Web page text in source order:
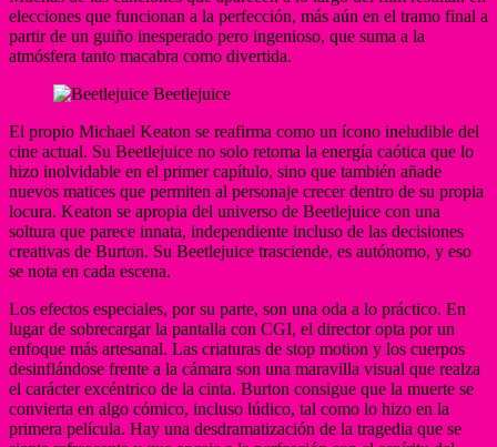
elecciones que funcionan a la perfección, más aún en el tramo final a
partir de un guiño inesperado pero ingenioso, que suma a la
atmósfera tanto macabra como divertida.
El propio Michael Keaton se reafirma como un ícono ineludible del
cine actual. Su Beetlejuice no solo retoma la energía caótica que lo
hizo inolvidable en el primer capítulo, sino que también añade
nuevos matices que permiten al personaje crecer dentro de su propia
locura. Keaton se apropia del universo de Beetlejuice con una
soltura que parece innata, independiente incluso de las decisiones
creativas de Burton. Su Beetlejuice trasciende, es autónomo, y eso
se nota en cada escena.
Los efectos especiales, por su parte, son una oda a lo práctico. En
lugar de sobrecargar la pantalla con CGI, el director opta por un
enfoque más artesanal. Las criaturas de stop motion y los cuerpos
desinflándose frente a la cámara son una maravilla visual que realza
el carácter excéntrico de la cinta. Burton consigue que la muerte se
convierta en algo cómico, incluso lúdico, tal como lo hizo en la
primera película. Hay una desdramatización de la tragedia que se